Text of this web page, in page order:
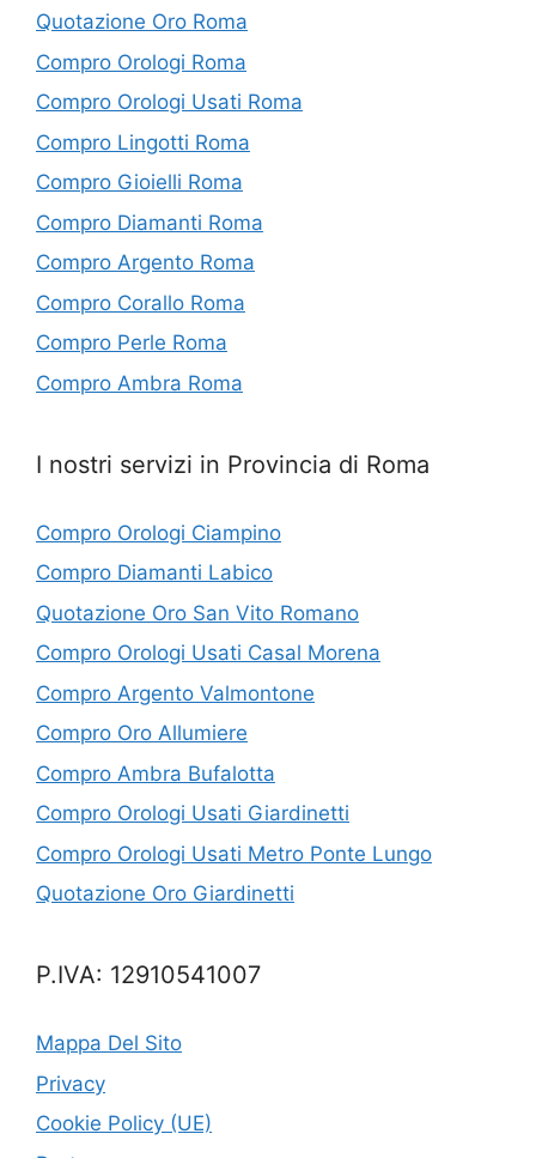
Quotazione Oro Roma
Compro Orologi Roma
Compro Orologi Usati Roma
Compro Lingotti Roma
Compro Gioielli Roma
Compro Diamanti Roma
Compro Argento Roma
Compro Corallo Roma
Compro Perle Roma
Compro Ambra Roma
I nostri servizi in Provincia di Roma
Compro Orologi Ciampino
Compro Diamanti Labico
Quotazione Oro San Vito Romano
Compro Orologi Usati Casal Morena
Compro Argento Valmontone
Compro Oro Allumiere
Compro Ambra Bufalotta
Compro Orologi Usati Giardinetti
Compro Orologi Usati Metro Ponte Lungo
Quotazione Oro Giardinetti
P.IVA: 12910541007
Mappa Del Sito
Privacy
Cookie Policy (UE)